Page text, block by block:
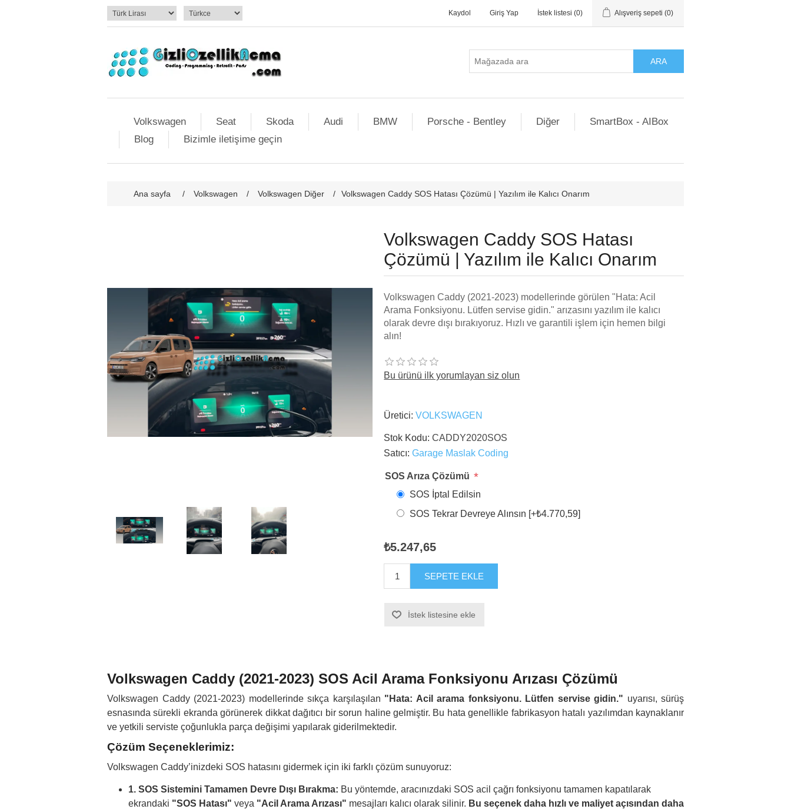
Kaydol Giriş Yap İstek listesi (0) Alışveriş sepeti (0)
ARA
Volkswagen Seat Skoda Audi BMW Porsche - Bentley Diğer
SmartBox - AIBox
Blog
Bizimle iletişime geçin
Ana sayfa / Volkswagen / Volkswagen Diğer / Volkswagen Caddy SOS Hatası Çözümü | Yazılım ile Kalıcı Onarım
Volkswagen Caddy SOS Hatası
Çözümü | Yazılım ile Kalıcı Onarım
Volkswagen Caddy (2021-2023) modellerinde görülen "Hata: Acil
Arama Fonksiyonu. Lütfen servise gidin." arızasını yazılım ile kalıcı
olarak devre dışı bırakıyoruz. Hızlı ve garantili işlem için hemen bilgi
alın!
Bu ürünü ilk yorumlayan siz olun
Üretici: VOLKSWAGEN
Stok Kodu: CADDY2020SOS
Satıcı: Garage Maslak Coding
SOS Arıza Çözümü *
SOS İptal Edilsin
SOS Tekrar Devreye Alınsın [+₺4.770,59]
₺5.247,65
SEPETE EKLE
İstek listesine ekle
Volkswagen Caddy (2021-2023) SOS Acil Arama Fonksiyonu Arızası Çözümü
Volkswagen Caddy (2021-2023) modellerinde sıkça karşılaşılan "Hata: Acil arama fonksiyonu. Lütfen servise gidin." uyarısı, sürüş
esnasında sürekli ekranda görünerek dikkat dağıtıcı bir sorun haline gelmiştir. Bu hata genellikle fabrikasyon hatalı yazılımdan kaynaklanır
ve yetkili serviste çoğunlukla parça değişimi yapılarak giderilmektedir.
Çözüm Seçeneklerimiz:
Volkswagen Caddy’inizdeki SOS hatasını gidermek için iki farklı çözüm sunuyoruz:
1. SOS Sistemini Tamamen Devre Dışı Bırakma: Bu yöntemde, aracınızdaki SOS acil çağrı fonksiyonu tamamen kapatılarak
ekrandaki "SOS Hatası" veya "Acil Arama Arızası" mesajları kalıcı olarak silinir. Bu seçenek daha hızlı ve maliyet açısından daha